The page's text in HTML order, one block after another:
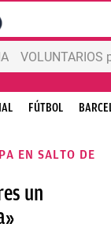
VOLUNTARIOS
FÚTBOL
EN SALTO DE
un